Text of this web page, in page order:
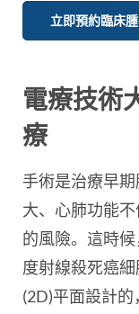
立即預約臨床
電療技術
療
手術是治療早
大、心肺功能
的風險。這時
度射線殺死癌
(2D)平面設計